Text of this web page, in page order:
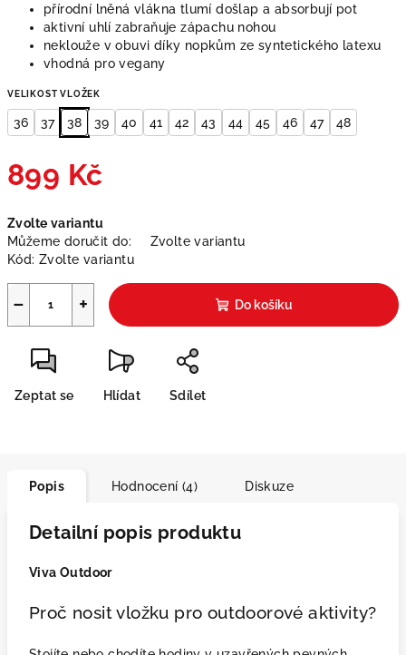
přírodní lněná vlákna tlumí došlap a absorbují pot
aktivní uhlí zabraňuje zápachu nohou
neklouže v obuvi díky nopkům ze syntetického latexu
vhodná pro vegany
VELIKOST VLOŽEK
36 37 38 39 40 41 42 43 44 45 46 47 48
899 Kč
cena:
Zvolte variantu
Můžeme doručit do:
Zvolte variantu
Kód: Zvolte variantu
+
− Do košíku
Zeptat se Hlídat Sdílet
Popis Hodnocení (4) Diskuze
Detailní popis produktu
Viva Outdoor
Proč nosit vložku pro outdoorové aktivity?